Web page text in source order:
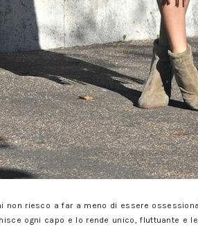
non riesco a far a meno di essere
ogni capo e lo rende unico, fluttuante e